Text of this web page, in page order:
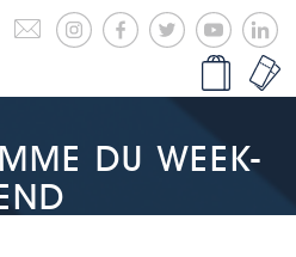
DU WEEK-